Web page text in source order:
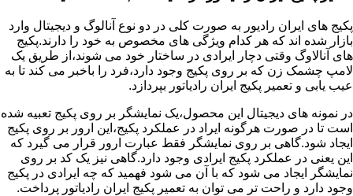
پکیج های ایران رادیور به صورت کلی در دو نوع آنالوگ و دیجیتال وارد
بازار شده اند که هر کدام ویژگی های مخصوص به خود را دارند.پکیج
های آنالاوگ وقتی دچار ایرادی در ساختار خود می شوند،از طریق یک
لامپ چشمک زن که بر روی پکیج وجود دارد،فرد را باخبر می کند تا به
عیب یابی و تعمیر پکیج ایران رادیاتور بپردازد.
در نمونه های دیجیتال این محصول،یک نمایشگر بر روی پکیج تعبیه شده
است تا در صورت هرگونه ایراد در عملکرد پکیج،این ارور بر روی پکیج
ایجاد شود.گاهی بر روی نمایشگر فقط عبارت ارور قرار می گیرد که
این یعنی در عملکرد پکیج ایرادی وجود دارد.گاهی نیز یک کد بر روی
نمایشگر ایجاد می شود که با آن می شود فهمید که چه ایرادی در پکیج
وجود دارد و راحت تر می توان به تعمیر پکیج ایران رادیاتور پرداخت.